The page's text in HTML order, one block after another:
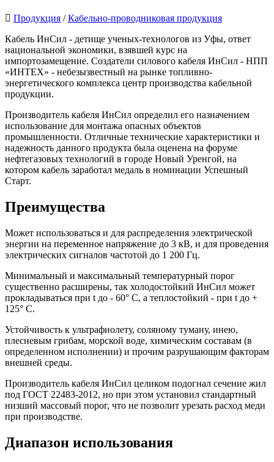
Продукция /Кабельно-проводниковая продукция
Кабель ИнСил - детище ученых-технологов из Уфы, ответ
национальной экономики, взявшей курс на
импортозамещение. Создатели силового кабеля ИнСил - НПП
«ИНТЕХ» - небезызвестный на рынке топливно-
энергетического комплекса центр производства кабельной
продукции.
Производитель кабеля ИнСил определил его назначением
использование для монтажа опасных объектов
промышленности. Отличные технические характеристики и
надежность данного продукта была оценена на форуме
нефтегазовых технологий в городе Новый Уренгой, на
котором кабель заработал медаль в номинации Успешный
Старт.
Преимущества
Может использоваться и для распределения электрической
энергии на переменное напряжение до 3 кВ, и для проведения
электрических сигналов частотой до 1 200 Гц.
Минимальный и максимальный температурный порог
существенно расширены, так холодостойкий ИнСил может
прокладываться при t до - 60° С, а теплостойкий - при t до +
125° С.
Устойчивость к ультрафиолету, соляному туману, инею,
плесневым грибам, морской воде, химическим составам (в
определенном исполнении) и прочим разрушающим факторам
внешней среды.
Производитель кабеля ИнСил целиком подогнал сечение жил
под ГОСТ 22483-2012, но при этом установил стандартный
низший массовый порог, что не позволит урезать расход меди
при производстве.
Диапазон использования